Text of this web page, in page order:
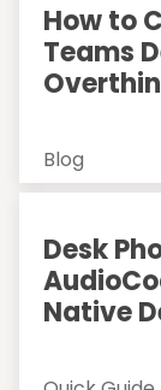
How to
Teams
Blog
Desk
Native